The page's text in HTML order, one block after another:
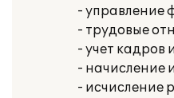
- управление
- трудовые
- учет кадров
- начисление
- исчисление